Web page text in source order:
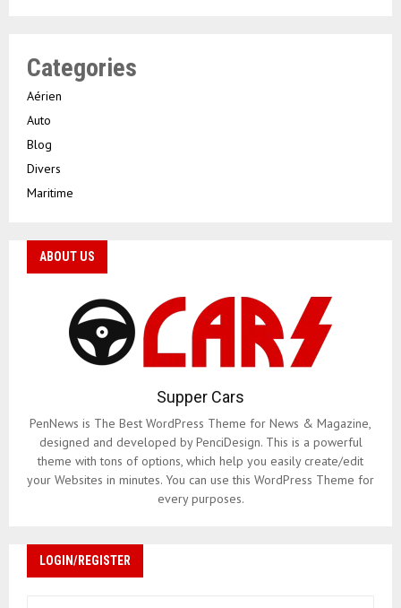
Categories
Aérien
Auto
Blog
Divers
Maritime
ABOUT US
Supper Cars
PenNews is The Best WordPress Theme for News & Magazine,
designed and developed by PenciDesign. This is a powerful
theme with tons of options, which help you easily create/edit
your Websites in minutes. You can use this WordPress Theme for
every purposes.
LOGIN/REGISTER